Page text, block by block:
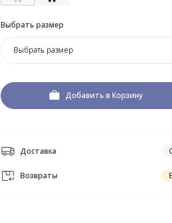
Выбрать размер
Выбрать размер
Добавить в Корзину
Доставка
Возвраты